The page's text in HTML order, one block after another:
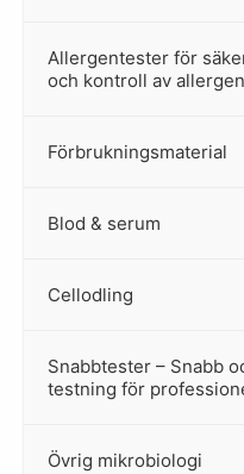
Allergentester för
och kontroll av
–
Förbrukningsmaterial
Blod & serum
Cellodling
–
Snabbtester – Snabb
testning för
–
Övrig mikrobiologi
–